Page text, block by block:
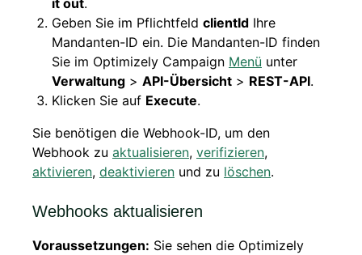
it out.
Geben Sie im Pflichtfeld clientId Ihre
Mandanten-ID ein. Die Mandanten-ID finden
Sie im Optimizely Campaign Menü unter
Verwaltung > API-Übersicht > REST-API.
Klicken Sie auf Execute.
Sie benötigen die Webhook-ID, um den
Webhook zu aktualisieren, verifizieren,
aktivieren, deaktivieren und zu löschen.
Webhooks aktualisieren
Voraussetzungen: Sie sehen die Optimizely